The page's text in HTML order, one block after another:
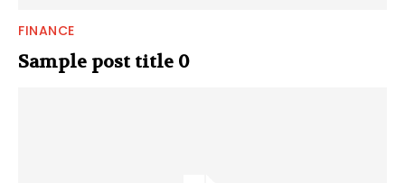
FINANCE
Sample post title 0